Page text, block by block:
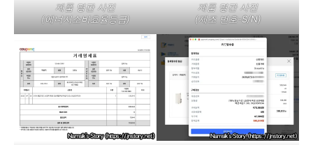
제품 명판 사진
(에너지소비효율등급)
제품 명판 사진
(제조 번호-S/N)